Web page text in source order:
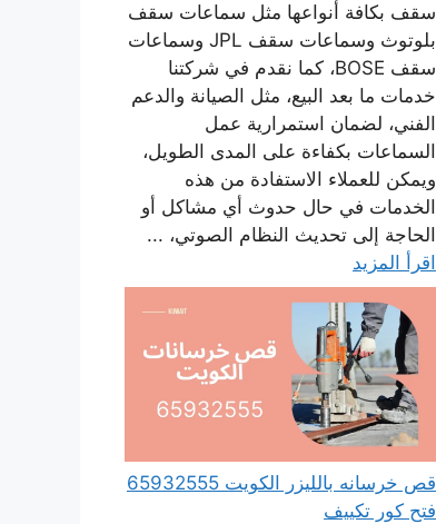
سقف بكافة أنواعها مثل سماعات سقف
بلوتوث وسماعات سقف JPL وسماعات
سقف BOSE، كما نقدم في شركتنا
خدمات ما بعد البيع، مثل الصيانة والدعم
الفني، لضمان استمرارية عمل
السماعات بكفاءة على المدى الطويل،
ويمكن للعملاء الاستفادة من هذه
الخدمات في حال حدوث أي مشاكل أو
الحاجة إلى تحديث النظام الصوتي، ...
اقرأ المزيد
قص خرسانه بالليزر الكويت 65932555
فتح كور تكييف